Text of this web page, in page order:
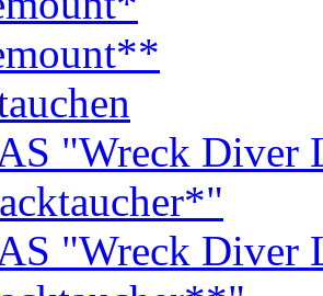
"Wreck Diver
"Wreck Diver